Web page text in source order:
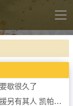
导
歇很久了
帕西甲潜在下家浮现